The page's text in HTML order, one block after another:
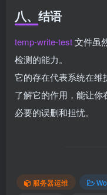
八、结语
temp-write-test文件虽
检测的能力。
它的存在代表系统在维
了解它的作用，能让
必要的误删和担忧。
服务器运维